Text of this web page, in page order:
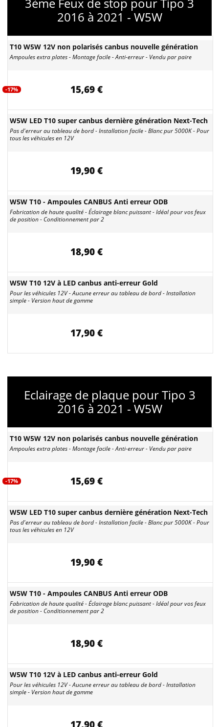
2016 à 2021 - W5W
T10 W5W 12V non polarisés canbus nouvelle génération
Ampoules extra plates - Montage facile - Anti-erreur - Vendu par paire
-17% 15,69 €
W5W LED T10 super canbus dernière génération Next-Tech
Pas d'erreur au tableau de bord - Installation facile - Blanc pur 5000K - Pour
tous les véhicules en 12V
19,90 €
W5W T10 - Ampoules CANBUS Anti erreur ODB
Fabrication de haute qualité - Éclairage blanc puissant - Idéal pour vos feux
de position - Conditionnement par 2
18,90 €
W5W T10 12V à LED canbus anti-erreur Gold
Pour les véhicules 12V - Aucune erreur au tableau de bord - Installation
simple - Version haut de gamme
17,90 €
Eclairage de plaque pour Tipo 3
2016 à 2021 - W5W
T10 W5W 12V non polarisés canbus nouvelle génération
Ampoules extra plates - Montage facile - Anti-erreur - Vendu par paire
-17% 15,69 €
W5W LED T10 super canbus dernière génération Next-Tech
Pas d'erreur au tableau de bord - Installation facile - Blanc pur 5000K - Pour
tous les véhicules en 12V
19,90 €
W5W T10 - Ampoules CANBUS Anti erreur ODB
Fabrication de haute qualité - Éclairage blanc puissant - Idéal pour vos feux
de position - Conditionnement par 2
18,90 €
W5W T10 12V à LED canbus anti-erreur Gold
Pour les véhicules 12V - Aucune erreur au tableau de bord - Installation
simple - Version haut de gamme